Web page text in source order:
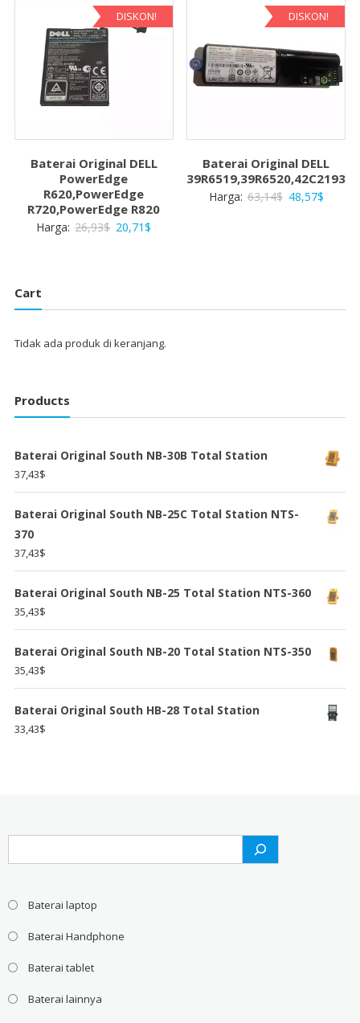
41,14$.
41,14$.
DISKON!
Baterai Original DELL
PowerEdge
R620,PowerEdge
R720,PowerEdge R820
Harga: 26,93$ Harga
20,71$
20,71$.
DISKON!
Baterai Original DELL
39R6519,39R6520,42C2193
Harga: 63,14$ Harga
48,57$Harga
Cart
Tidak ada produk di keranjang.
Products
Baterai Original South NB-30B Total Station
37,43$
Baterai Original South NB-25C Total Station NTS-
370
37,43$
Baterai Original South NB-25 Total Station NTS-360
35,43$
Baterai Original South NB-20 Total Station NTS-350
35,43$
Baterai Original South HB-28 Total Station
33,43$
Baterai laptop
Baterai Handphone
Baterai tablet
Baterai lainnya